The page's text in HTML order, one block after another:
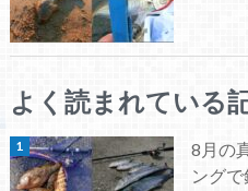
よく読まれている
8月の
ング